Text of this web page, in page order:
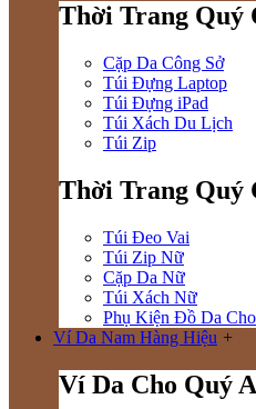
Thời Trang Quý
Cặp Da Công Sở
Túi Đựng Laptop
Túi Đựng iPad
Túi Xách Du Lịch
Túi Zip
Thời Trang Quý
Túi Đeo Vai
Túi Zip Nữ
Cặp Da Nữ
Túi Xách Nữ
Phụ Kiện Đồ Da
Ví Da Nam Hàng Hiệu +
Ví Da Cho Quý